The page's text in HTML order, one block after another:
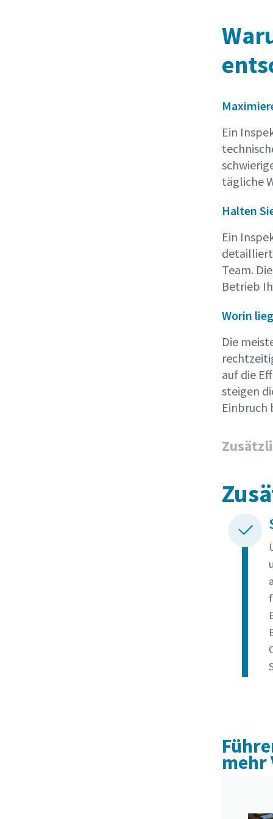
Ein
tägliche
Halten
Ein
Team.
Betrieb
Worin
Die
auf die
steigen
Einbruch